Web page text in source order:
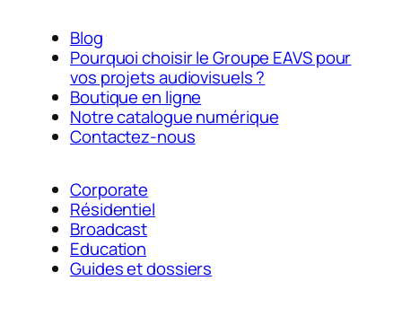
Blog
Pourquoi choisir le Groupe EAVS pour
vos projets audiovisuels ?
Boutique en ligne
Notre catalogue numérique
Contactez-nous
Corporate
Résidentiel
Broadcast
Education
Guides et dossiers